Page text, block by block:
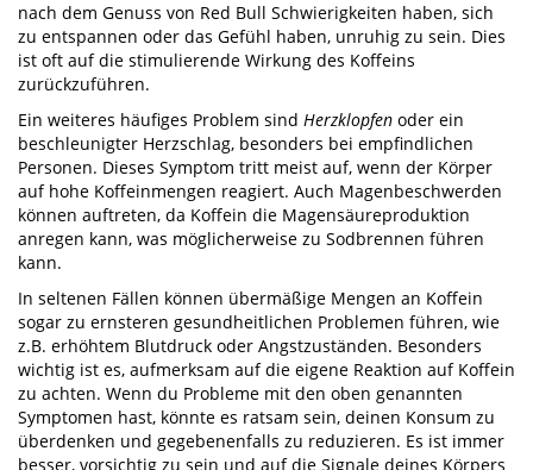
nach dem Genuss von Red Bull Schwierigkeiten haben, sich
zu entspannen oder das Gefühl haben, unruhig zu sein. Dies
ist oft auf die stimulierende Wirkung des Koffeins
zurückzuführen.
Ein weiteres häufiges Problem sind Herzklopfen oder ein
beschleunigter Herzschlag, besonders bei empfindlichen
Personen. Dieses Symptom tritt meist auf, wenn der Körper
auf hohe Koffeinmengen reagiert. Auch Magenbeschwerden
können auftreten, da Koffein die Magensäureproduktion
anregen kann, was möglicherweise zu Sodbrennen führen
kann.
In seltenen Fällen können übermäßige Mengen an Koffein
sogar zu ernsteren gesundheitlichen Problemen führen, wie
z.B. erhöhtem Blutdruck oder Angstzuständen. Besonders
wichtig ist es, aufmerksam auf die eigene Reaktion auf Koffein
zu achten. Wenn du Probleme mit den oben genannten
Symptomen hast, könnte es ratsam sein, deinen Konsum zu
überdenken und gegebenenfalls zu reduzieren. Es ist immer
besser, vorsichtig zu sein und auf die Signale deines Körpers